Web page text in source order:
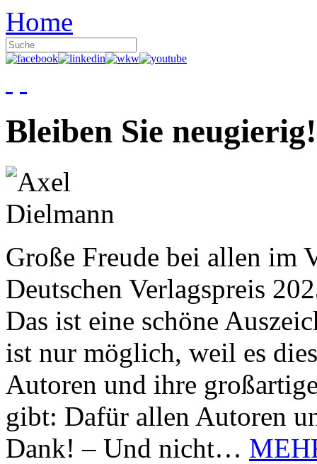
Home
Bleiben Sie neugierig!
Große Freude bei allen im
Deutschen Verlagspreis
Das ist eine schöne
ist nur möglich, weil es
Autoren und ihre
gibt: Dafür allen Autoren
Dank! – Und nicht…